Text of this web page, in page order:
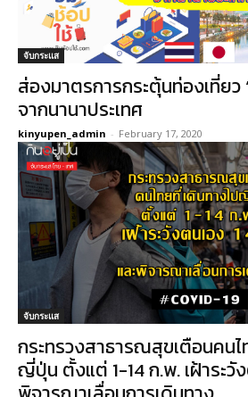
จับกระแส
ส่องมาตรการกระตุ้นท่องเที่ยว
จากนานาประเทศ
kinyupen_admin - February 17, 2020
จับกระแส
กระทรวงสาธารณสุขเตือนคนไ
ญี่ปุ่น ตั้งแต่ 1-14 ก.พ. เฝ้าระวั